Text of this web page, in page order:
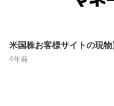
動画再生エリアをク
米国株お客様サイトの現
4年前